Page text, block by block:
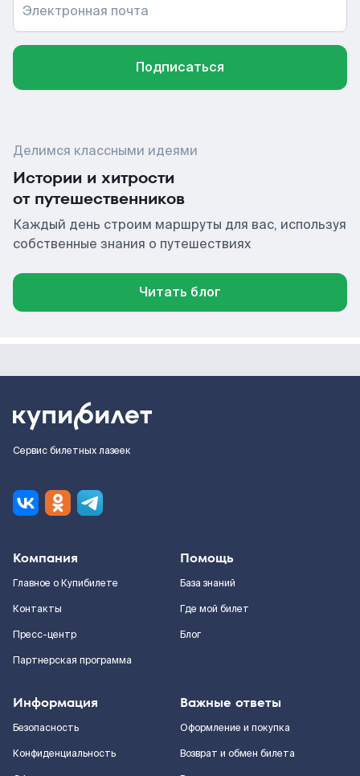
Электронная почта
Подписаться
Делимся классными идеями
Истории и хитрости
от путешественников
Каждый день строим маршруты для вас, используя
собственные знания о путешествиях
Читать блог
Сервис билетных лазеек
Компания
Главное о Купибилете
Контакты
Пресс-центр
Партнерская программа
Помощь
База знаний
Где мой билет
Блог
Информация
Безопасность
Конфиденциальность
Важные ответы
Оформление и покупка
Возврат и обмен билета